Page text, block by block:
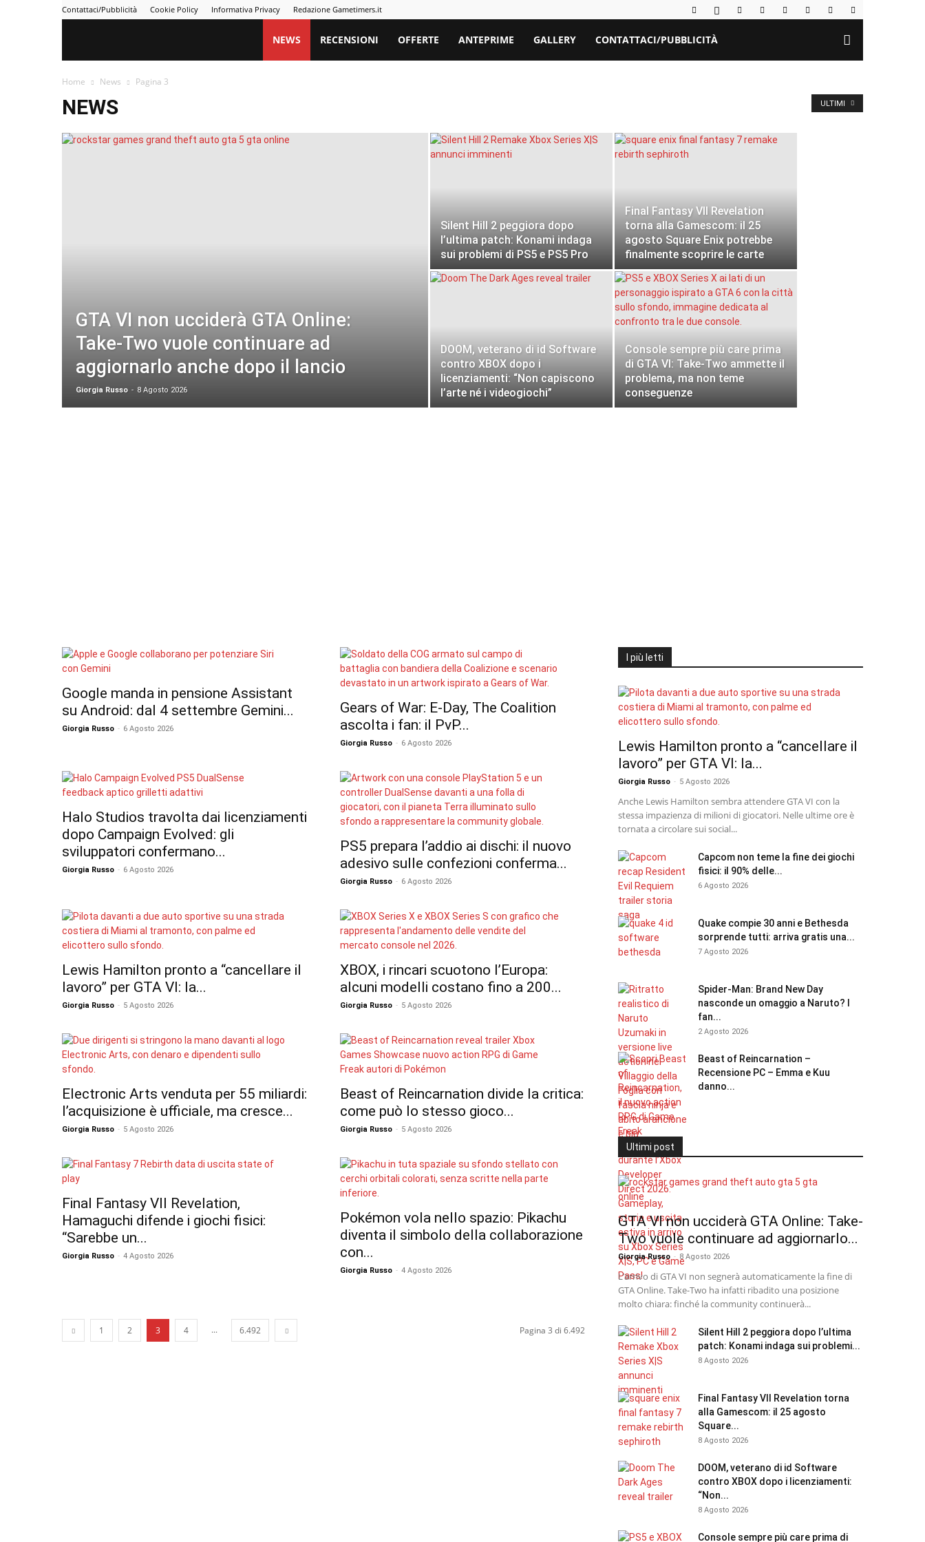
Contattaci/Pubblicità Cookie Policy Informativa Privacy Redazione Gametimers.it
Gametimers
NEWS RECENSIONI OFFERTE ANTEPRIME GALLERY CONTATTACI/PUBBLICITÀ
Home News Pagina 3
NEWS ULTIMI
GTA VI non ucciderà GTA Online:
Take-Two vuole continuare ad
aggiornarlo anche dopo il lancio
Giorgia Russo - 8 Agosto 2026
Silent Hill 2 peggiora dopo
l’ultima patch: Konami indaga
sui problemi di PS5 e PS5 Pro
Final Fantasy VII Revelation
torna alla Gamescom: il 25
agosto Square Enix potrebbe
finalmente scoprire le carte
DOOM, veterano di id Software
contro XBOX dopo i
licenziamenti: “Non capiscono
l’arte né i videogiochi”
Console sempre più care prima
di GTA VI: Take-Two ammette il
problema, ma non teme
conseguenze
Google manda in pensione Assistant
su Android: dal 4 settembre Gemini...
Giorgia Russo - 6 Agosto 2026
Gears of War: E-Day, The Coalition
ascolta i fan: il PvP...
Giorgia Russo - 6 Agosto 2026
Halo Studios travolta dai licenziamenti
dopo Campaign Evolved: gli
sviluppatori confermano...
Giorgia Russo - 6 Agosto 2026
PS5 prepara l’addio ai dischi: il nuovo
adesivo sulle confezioni conferma...
Giorgia Russo - 6 Agosto 2026
Lewis Hamilton pronto a “cancellare il
lavoro” per GTA VI: la...
Giorgia Russo - 5 Agosto 2026
XBOX, i rincari scuotono l’Europa:
alcuni modelli costano fino a 200...
Giorgia Russo - 5 Agosto 2026
Electronic Arts venduta per 55 miliardi:
l’acquisizione è ufficiale, ma cresce...
Giorgia Russo - 5 Agosto 2026
Beast of Reincarnation divide la critica:
come può lo stesso gioco...
Giorgia Russo - 5 Agosto 2026
Final Fantasy VII Revelation,
Hamaguchi difende i giochi fisici:
“Sarebbe un...
Giorgia Russo - 4 Agosto 2026
Pokémon vola nello spazio: Pikachu
diventa il simbolo della collaborazione
con...
Giorgia Russo - 4 Agosto 2026
1 2 3 4 ... 6.492 Pagina 3 di 6.492
I più letti
Lewis Hamilton pronto a “cancellare il
lavoro” per GTA VI: la...
Giorgia Russo - 5 Agosto 2026
Anche Lewis Hamilton sembra attendere GTA VI con la
stessa impazienza di milioni di giocatori. Nelle ultime ore è
tornata a circolare sui social...
Capcom non teme la fine dei giochi
fisici: il 90% delle...
6 Agosto 2026
Quake compie 30 anni e Bethesda
sorprende tutti: arriva gratis una...
7 Agosto 2026
Spider-Man: Brand New Day
nasconde un omaggio a Naruto? I
fan...
2 Agosto 2026
Beast of Reincarnation –
Recensione PC – Emma e Kuu
danno...
Ultimi post
GTA VI non ucciderà GTA Online: Take-
Two vuole continuare ad aggiornarlo...
Giorgia Russo - 8 Agosto 2026
L’arrivo di GTA VI non segnerà automaticamente la fine di
GTA Online. Take-Two ha infatti ribadito una posizione
molto chiara: finché la community continuerà...
Silent Hill 2 peggiora dopo l’ultima
patch: Konami indaga sui problemi...
8 Agosto 2026
Final Fantasy VII Revelation torna
alla Gamescom: il 25 agosto
Square...
8 Agosto 2026
DOOM, veterano di id Software
contro XBOX dopo i licenziamenti:
“Non...
8 Agosto 2026
Console sempre più care prima di